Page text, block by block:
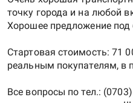
точку города и на любой
Хорошее предложение под
Стартовая стоимость: 71
реальным покупателям, в
Все вопросы по тел.: